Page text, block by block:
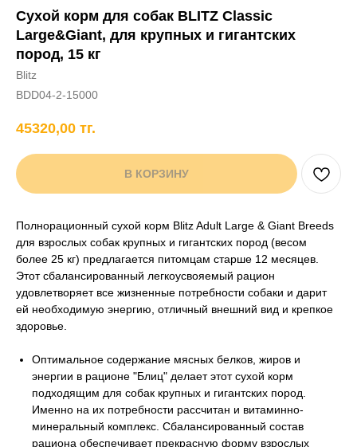
+7 706 407 30 81
Написать в WhatsApp
Сухой корм для собак BLITZ Classic
Large&Giant, для крупных и гигантских
пород, 15 кг
Blitz
BDD04-2-15000
45320,00 тг.
В КОРЗИНУ
Полнорационный сухой корм Blitz Adult Large & Giant Breeds
для взрослых собак крупных и гигантских пород (весом
более 25 кг) предлагается питомцам старше 12 месяцев.
Этот сбалансированный легкоусвояемый рацион
удовлетворяет все жизненные потребности собаки и дарит
ей необходимую энергию, отличный внешний вид и крепкое
здоровье.
Оптимальное содержание мясных белков, жиров и
энергии в рационе "Блиц" делает этот сухой корм
подходящим для собак крупных и гигантских пород.
Именно на их потребности рассчитан и витаминно-
минеральный комплекс. Сбалансированный состав
рациона обеспечивает прекрасную форму взрослых